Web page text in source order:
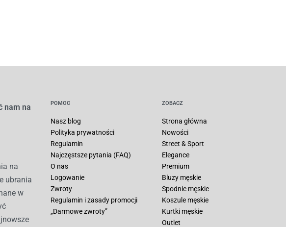
nam na
na
ubrania
w
POMOC
Nasz blog
Polityka prywatności
Regulamin
Najczęstsze pytania (FAQ)
O nas
Logowanie
Zwroty
Regulamin i zasady promocji
„Darmowe zwroty”
ZOBACZ
Strona główna
Nowości
Street & Sport
Elegance
Premium
Bluzy męskie
Spodnie męskie
Koszule męskie
Kurtki męskie
Outlet